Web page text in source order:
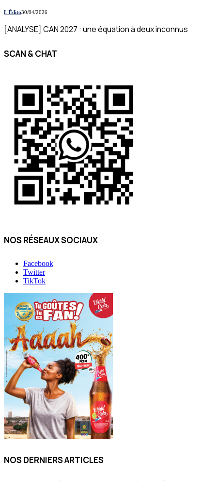
L'Édito30/04/2026
[ANALYSE] CAN 2027 : une équation à deux inconnus
SCAN & CHAT
NOS RÉSEAUX SOCIAUX
Facebook
Twitter
TikTok
NOS DERNIERS ARTICLES